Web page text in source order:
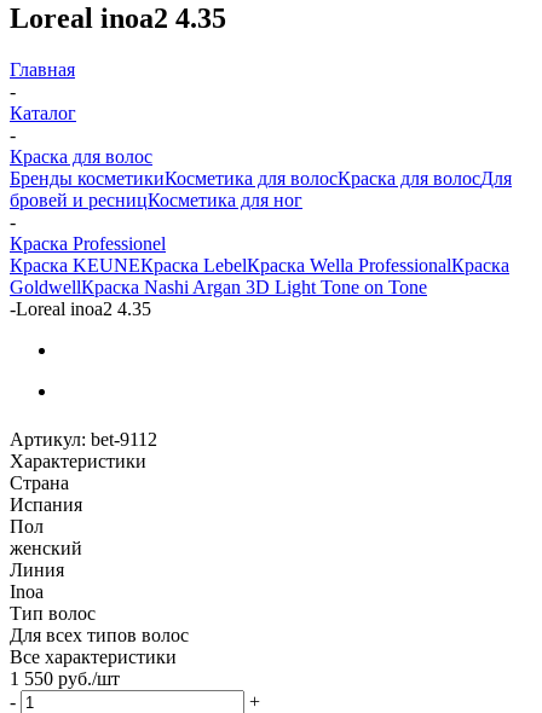
Loreal inoa2 4.35
Главная
-
Каталог
-
Краска для волос
Бренды косметикиКосметика для волосКраска для волосДля
бровей и ресницКосметика для ног
-
Краска Professionel
Краска KEUNEКраска LebelКраска Wella ProfessionalКраска
GoldwellКраска Nashi Argan 3D Light Tone on Tone
-Loreal inoa2 4.35
Артикул: bet-9112
Характеристики
Страна
Испания
Пол
женский
Линия
Inoa
Тип волос
Для всех типов волос
Все характеристики
1 550 руб./шт
-
+